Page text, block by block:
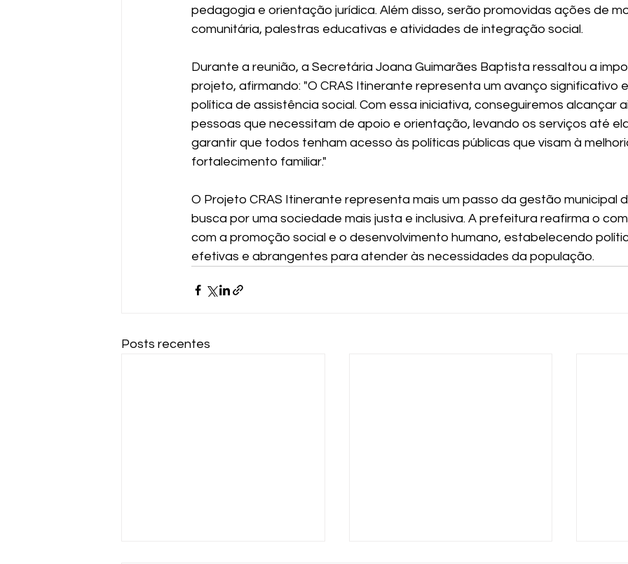
pedagogia e orientação jurídica. Além disso, serão promovidas ações de
comunitária, palestras educativas e atividades de integração social.
Durante a reunião, a Secretária Joana Guimarães Baptista ressaltou a
projeto, afirmando: "O CRAS Itinerante representa um avanço significativo
política de assistência social. Com essa iniciativa, conseguiremos alcançar
pessoas que necessitam de apoio e orientação, levando os serviços até
garantir que todos tenham acesso às políticas públicas que visam à
fortalecimento familiar."
O Projeto CRAS Itinerante representa mais um passo da gestão municipal
busca por uma sociedade mais justa e inclusiva. A prefeitura reafirma o
com a promoção social e o desenvolvimento humano, estabelecendo
efetivas e abrangentes para atender às necessidades da população.
Posts recentes